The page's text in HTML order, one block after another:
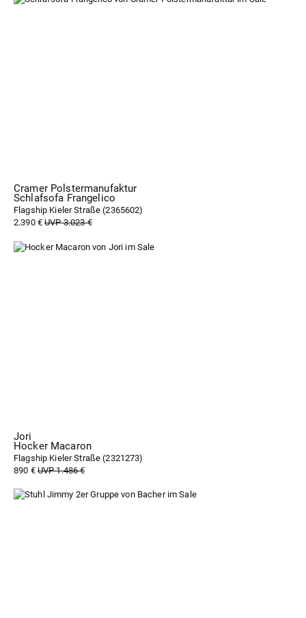
Cramer Polstermanufaktur
Schlafsofa Frangelico
Flagship Kieler Straße (2365602)
2.390 €UVP 3.023 €
Jori
Hocker Macaron
Flagship Kieler Straße (2321273)
890 €UVP 1.486 €